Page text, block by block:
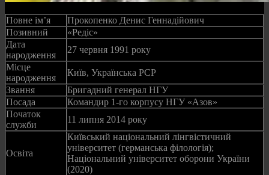
Повне ім’я
Прокопенко Денис Геннадійович
Позивний
«Редіс»
Дата
народження
27 червня 1991 року
Місце
народження
Київ, Українська РСР
Звання
Бригадний генерал НГУ
Посада
Командир 1-го корпусу НГУ «Азов»
Початок
служби
11 липня 2014 року
Освіта
Київський національний лінгвістичний
університет (германська філологія);
Національний університет оборони України
(2020)